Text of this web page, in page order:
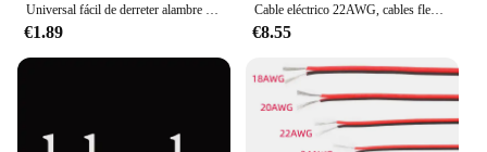
€1.89
Cable eléctrico 22AWG, cables flexibles de silicona, calibre 22, alambre de cobre estañado trenzado, 5 colores, 16,4 pies/5m cada uno o 32,8 pies/10m cada uno
€8.55